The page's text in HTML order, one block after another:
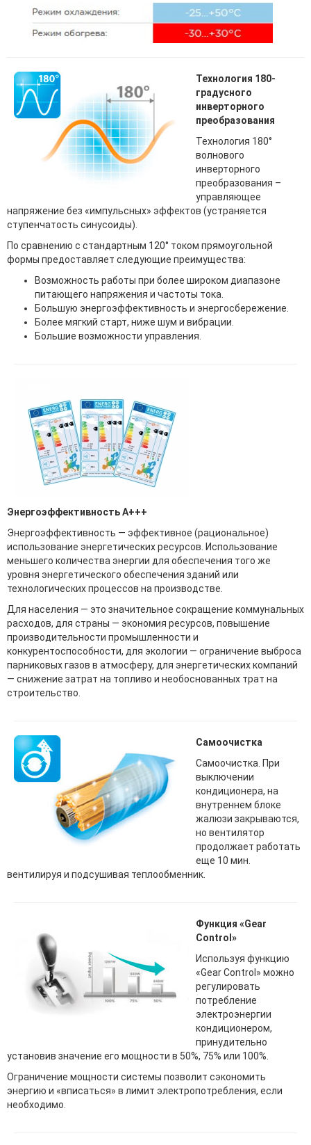
Технология 180-
градусного
инверторного
преобразования
Технология 180°
волнового
инверторного
преобразования –
управляющее
напряжение без «импульсных» эффектов (устраняется
ступенчатость синусоиды).
По сравнению с стандартным 120° током прямоугольной
формы предоставляет следующие преимущества:
Возможность работы при более широком диапазоне
питающего напряжения и частоты тока.
Большую энергоэффективность и энергосбережение.
Более мягкий старт, ниже шум и вибрации.
Большие возможности управления.
Энергоэффективность А+++
Энергоэффективность — эффективное (рациональное)
использование энергетических ресурсов. Использование
меньшего количества энергии для обеспечения того же
уровня энергетического обеспечения зданий или
технологических процессов на производстве.
Для населения — это значительное сокращение коммунальных
расходов, для страны — экономия ресурсов, повышение
производительности промышленности и
конкурентоспособности, для экологии — ограничение выброса
парниковых газов в атмосферу, для энергетических компаний
— снижение затрат на топливо и необоснованных трат на
строительство.
Самоочистка
Самоочистка. При
выключении
кондиционера, на
внутреннем блоке
жалюзи закрываются,
но вентилятор
продолжает работать
еще 10 мин.
вентилируя и подсушивая теплообменник.
Функция «Gear
Control»
Используя функцию
«Gear Control» можно
регулировать
потребление
электроэнергии
кондиционером,
принудительно
установив значение его мощности в 50%, 75% или 100%.
Ограничение мощности системы позволит сэкономить
энергию и «вписаться» в лимит электропотребления, если
необходимо.